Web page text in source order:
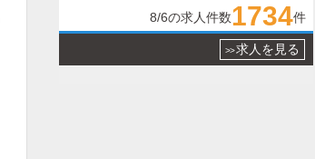
8/6の求人件数1734件
>> 求人を見る